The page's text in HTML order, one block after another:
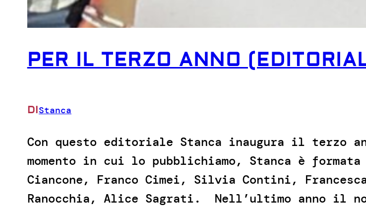
PER IL TERZO ANNO
DIStanca
Con questo editoriale Stanca inaugura il terzo
momento in cui lo pubblichiamo, Stanca è
Ciancone, Franco Cimei, Silvia Contini,
Ranocchia, Alice Sagrati. Nell’ultimo anno il